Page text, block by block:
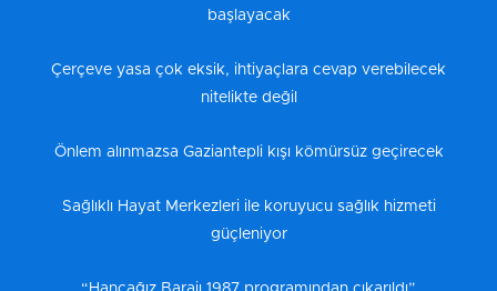
başlayacak
Çerçeve yasa çok eksik, ihtiyaçlara cevap verebilecek
nitelikte değil
Önlem alınmazsa Gaziantepli kışı kömürsüz geçirecek
Sağlıklı Hayat Merkezleri ile koruyucu sağlık hizmeti
güçleniyor